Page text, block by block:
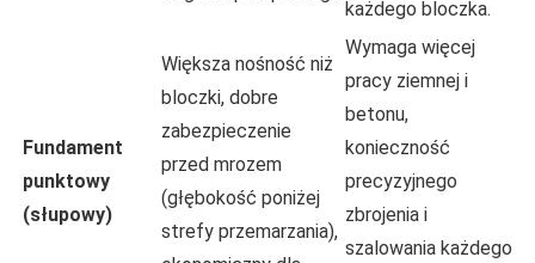
każdego bloczka.
Fundament
punktowy
(słupowy)
Większa nośność niż
bloczki, dobre
zabezpieczenie
przed mrozem
(głębokość poniżej
strefy przemarzania),
Wymaga więcej
pracy ziemnej i
betonu,
konieczność
precyzyjnego
zbrojenia i
szalowania każdego